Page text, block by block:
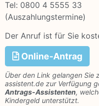
Tel: 0800 4 5555 33
(Auszahlungstermine)
Der Anruf ist für Sie
Online-Antrag
Über den Link gelangen Sie
assistent.de zur Verfügung
Antrags-Assistenten,
Kindergeld unterstützt.